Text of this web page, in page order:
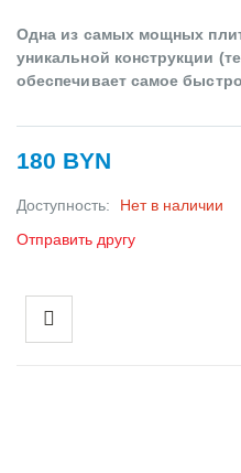
Одна из самых мощных
уникальной конструкции
обеспечивает самое
180 BYN
Доступность:
Нет в наличии
Отправить другу